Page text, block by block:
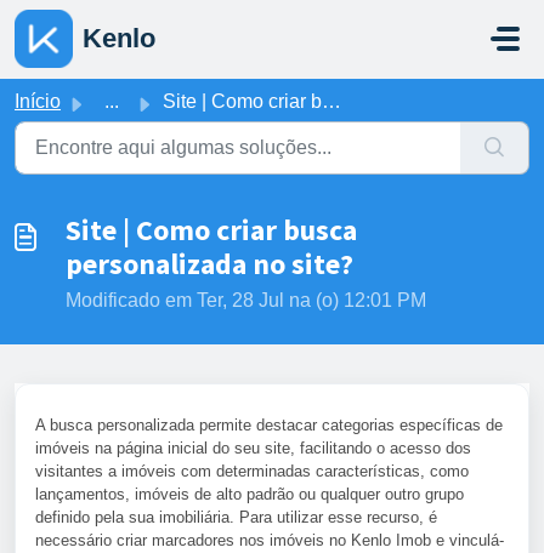
Ir para o conteúdo principal
Kenlo
Início ... Site | Como criar busca personalizada no site?
Site | Como criar busca
personalizada no site?
Modificado em Ter, 28 Jul na (o) 12:01 PM
A busca personalizada permite destacar categorias específicas de
imóveis na página inicial do seu site, facilitando o acesso dos
visitantes a imóveis com determinadas características, como
lançamentos, imóveis de alto padrão ou qualquer outro grupo
definido pela sua imobiliária. Para utilizar esse recurso, é
necessário criar marcadores nos imóveis no Kenlo Imob e vinculá-